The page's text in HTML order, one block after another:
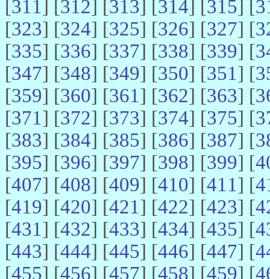
[311] [312] [313] [314] [315] [
[323] [324] [325] [326] [327] [
[335] [336] [337] [338] [339] [
[347] [348] [349] [350] [351] [
[359] [360] [361] [362] [363] [
[371] [372] [373] [374] [375] [
[383] [384] [385] [386] [387] [
[395] [396] [397] [398] [399] [
[407] [408] [409] [410] [411] [
[419] [420] [421] [422] [423] [
[431] [432] [433] [434] [435] [
[443] [444] [445] [446] [447] [
[455] [456] [457] [458] [459] [